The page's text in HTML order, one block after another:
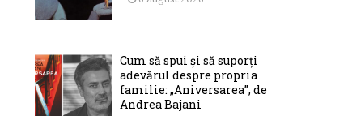
Cum să spui și să suporți
adevărul despre propria
familie: „Aniversarea”, de
Andrea Bajani